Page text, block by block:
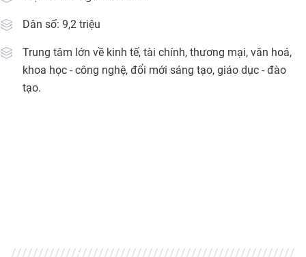
Media Giáo dục
Media Y tế
Media Khoa học - Công nghệ
TIN ĐỊA PHƯƠNG
Dân số: 9,2 triệu
Trung tâm lớn về kinh tế, tài chính, thương mại, văn hoá,
khoa học - công nghệ, đổi mới sáng tạo, giáo dục - đào
tạo.